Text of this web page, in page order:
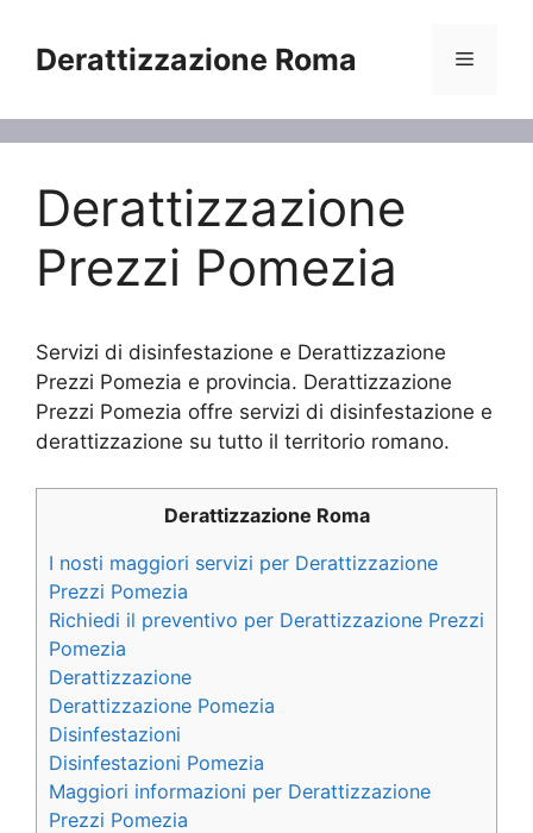
contenuto
Derattizzazione Roma Menu
Derattizzazione
Prezzi Pomezia
Servizi di disinfestazione e Derattizzazione
Prezzi Pomezia e provincia. Derattizzazione
Prezzi Pomezia offre servizi di disinfestazione e
derattizzazione su tutto il territorio romano.
Derattizzazione Roma
I nosti maggiori servizi per Derattizzazione
Prezzi Pomezia
Richiedi il preventivo per Derattizzazione Prezzi
Pomezia
Derattizzazione
Derattizzazione Pomezia
Disinfestazioni
Disinfestazioni Pomezia
Maggiori informazioni per Derattizzazione
Prezzi Pomezia